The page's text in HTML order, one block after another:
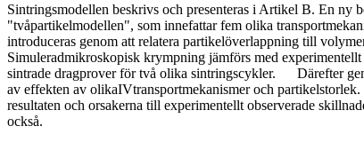
Sintringsmodellen beskrivs och presenteras i Artikel B. En ny
"tvåpartikelmodellen", som innefattar fem olika
introduceras genom att relatera partikelöverlappning till
Simuleradmikroskopisk krympning jämförs med
sintrade dragprover för två olika sintringscykler. Därefter
av effekten av olikaIVtransportmekanismer och
resultaten och orsakerna till experimentellt observerade
också.